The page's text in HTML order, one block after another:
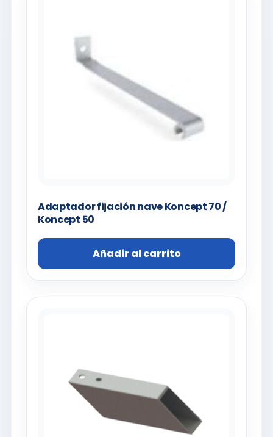
Adaptador fijación nave Koncept 70 /
Koncept 50
Añadir al carrito